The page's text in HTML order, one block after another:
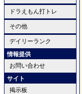
ドラえもん打トレ
その他
デイリーランク
情報提供
お問い合わせ
サイト
掲示板